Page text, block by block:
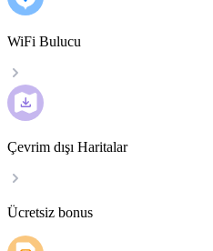
WiFi Bulucu
Çevrim dışı Haritalar
Ücretsiz bonus